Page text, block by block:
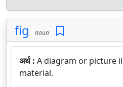
fig noun
अर्थ : A diagram or picture
material.